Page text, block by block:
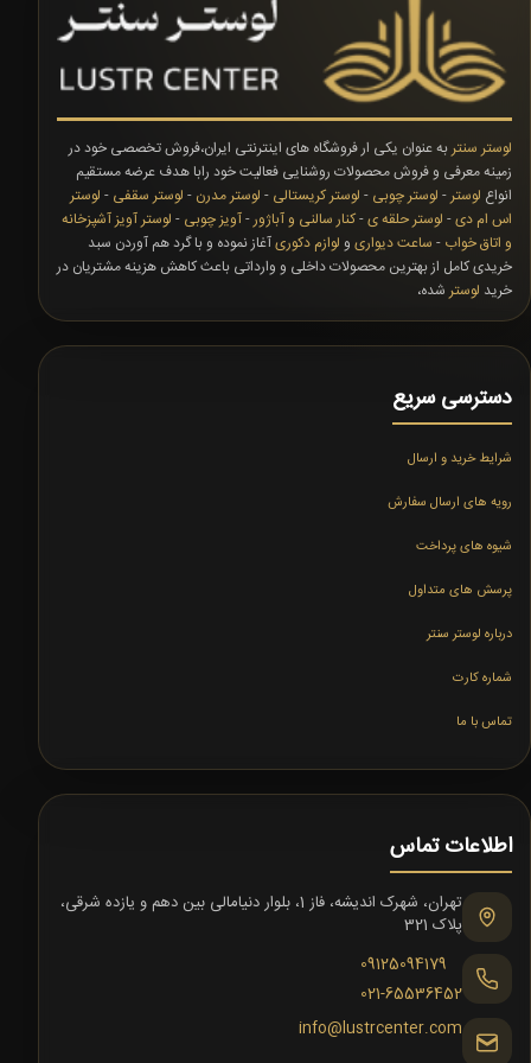
لوستر سنتر به عنوان یکی ار فروشگاه های اینترنتی ایران،فروش تخصصی خود در
زمینه معرفی و فروش محصولات روشنایی فعالیت خود رابا هدف عرضه مستقیم
انواع لوستر - لوستر چوبی - لوستر کریستالی - لوستر مدرن - لوستر سقفی - لوستر
اس ام دی- لوستر حلقه ی-کنار سالنی و آباژور-آویز چوبی - لوستر آویز آشپزخانه
و اتاق خواب - ساعت دیواری و لوازم دکوریآغاز نموده و با گرد هم آوردن سبد
خریدی کامل از بهترین محصولات داخلی و وارداتی باعث کاهش هزینه مشتریان در
خرید لوستر شده،
دسترسی سریع
شرایط خرید و ارسال
رویه های ارسال سفارش
شیوه های پرداخت
پرسش های متداول
درباره لوستر سنتر
شماره کارت
تماس با ما
اطلاعات تماس
تهران، شهرک اندیشه، فاز 1، بلوار دنیامالی بین دهم و یازده شرقی،
پلاک 321
09125094179
021-65536452
info@lustrcenter.com